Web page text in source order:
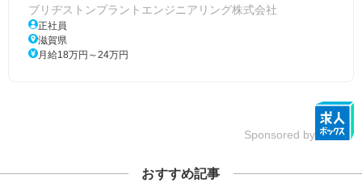
ブリヂストンプラントエンジニアリング株式会社
正社員
滋賀県
月給18万円～24万円
Sponsored by
おすすめ記事